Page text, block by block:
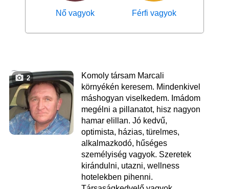
Nő vagyok Férfi vagyok
2
Komoly társam Marcali
környékén keresem. Mindenkivel
máshogyan viselkedem. Imádom
megélni a pillanatot, hisz nagyon
hamar elillan. Jó kedvű,
optimista, házias, türelmes,
alkalmazkodó, hűséges
személyiség vagyok. Szeretek
kirándulni, utazni, wellness
hotelekben pihenni.